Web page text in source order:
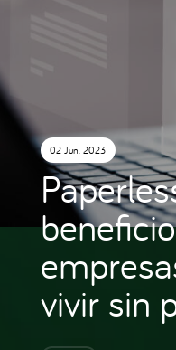
02 Jun. 2023
vivir sin